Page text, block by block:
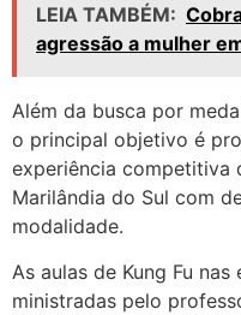
LEIA TAMBÉM:
agressão a mulher
Além da busca por
o principal objetivo é
experiência competitiva
Marilândia do Sul com
modalidade.
As aulas de Kung Fu
ministradas pelo